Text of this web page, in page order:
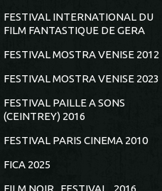
FESTIVAL INTERNATIONAL DU
FILM FANTASTIQUE DE GERA
FESTIVAL MOSTRA VENISE 2012
FESTIVAL MOSTRA VENISE 2023
FESTIVAL PAILLE A SONS
(CEINTREY) 2016
FESTIVAL PARIS CINEMA 2010
FICA 2025